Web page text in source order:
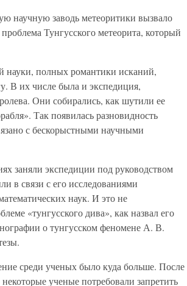
научную заводь метеоритики вызвало
Тунгусского метеорита, который
науки, полных романтики исканий,
В их числе была и экспедиция,
Они собирались, как шутили ее
Так появилась разновидность
с бескорыстными научными
заняли экспедиции под руководством
в связи с его исследованиями
наук. И это не
«тунгусского дива», как назвал его
о тунгусском феномене А. В.
среди ученых было куда больше. После
ученые потребовали запретить